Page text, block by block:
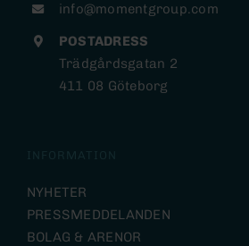
NYHETER
PRESSMEDDELANDEN
BOLAG & ARENOR
info@momentgroup.com
POSTADRESS
Trädgårdsgatan 2
411 08 Göteborg